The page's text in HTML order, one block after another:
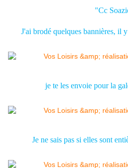
"Cc
J'ai brodé quelques bannières, il
je te les envoie pour la
Je ne sais pas si elles sont